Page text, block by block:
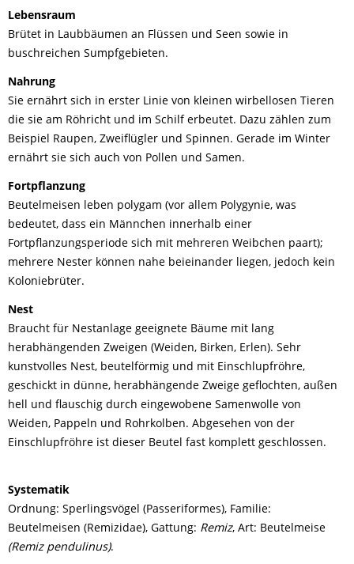
Lebensraum
Brütet in Laubbäumen an Flüssen und Seen sowie in
buschreichen Sumpfgebieten.
Nahrung
Sie ernährt sich in erster Linie von kleinen wirbellosen Tieren
die sie am Röhricht und im Schilf erbeutet. Dazu zählen zum
Beispiel Raupen, Zweiflügler und Spinnen. Gerade im Winter
ernährt sie sich auch von Pollen und Samen.
Fortpflanzung
Beutelmeisen leben polygam (vor allem Polygynie, was
bedeutet, dass ein Männchen innerhalb einer
Fortpflanzungsperiode sich mit mehreren Weibchen paart);
mehrere Nester können nahe beieinander liegen, jedoch kein
Koloniebrüter.
Nest
Braucht für Nestanlage geeignete Bäume mit lang
herabhängenden Zweigen (Weiden, Birken, Erlen). Sehr
kunstvolles Nest, beutelförmig und mit Einschlupfröhre,
geschickt in dünne, herabhängende Zweige geflochten, außen
hell und flauschig durch eingewobene Samenwolle von
Weiden, Pappeln und Rohrkolben. Abgesehen von der
Einschlupfröhre ist dieser Beutel fast komplett geschlossen.
Systematik
Ordnung: Sperlingsvögel (Passeriformes), Familie:
Beutelmeisen (Remizidae), Gattung: Remiz, Art: Beutelmeise
(Remiz pendulinus).